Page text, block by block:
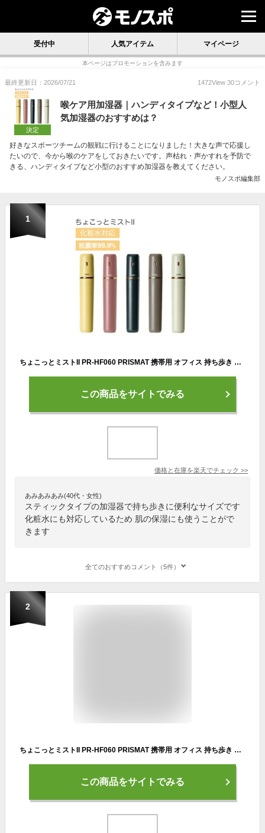
受付中 人気アイテム マイページ
本ページはプロモーションを含みます
最終更新日：2026/07/21 1472View 30コメント
決定
喉ケア用加湿器｜ハンディタイプなど！小型人
気加湿器のおすすめは？
好きなスポーツチームの観戦に行けることになりました！大きな声で応援し
たいので、今から喉のケアをしておきたいです。声枯れ・声かすれを予防で
きる、ハンディタイプなど小型のおすすめ加湿器を教えてください。
モノスポ編集部
1
ちょこっとミストII PR-HF060 PRISMAT 携帯用 オフィス 持ち歩き 抗菌 おしゃれ コンパクト 乾燥対策 卓上加湿器 ハンディ フェイススチーマー
この商品をサイトでみる
価格と在庫を楽天でチェック >>
あみあみあみ(40代・女性)
スティックタイプの加湿器で持ち歩きに便利なサイズです
化粧水にも対応しているため 肌の保湿にも使うことがで
きます
全てのおすすめコメント（5件）
2
ちょこっとミストII PR-HF060 PRISMAT 携帯用 オフィス 持ち歩き 抗菌 おしゃれ コンパクト 乾燥対策 卓上加湿器 ハンディ フェイススチーマー
この商品をサイトでみる